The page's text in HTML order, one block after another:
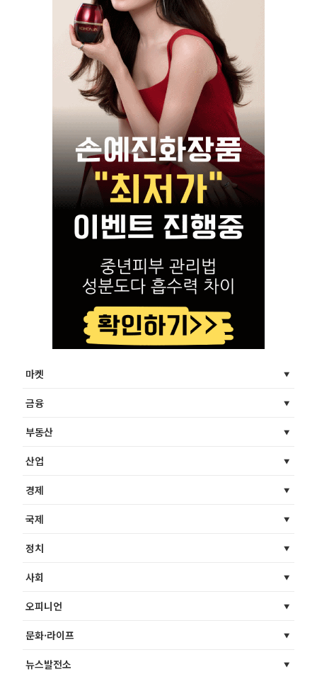
마켓
금융
부동산
산업
경제
국제
정치
사회
오피니언
문화·라이프
뉴스발전소